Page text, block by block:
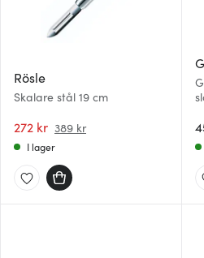
Rösle
Skalare stål 19 cm
272 kr 389 kr
I lager